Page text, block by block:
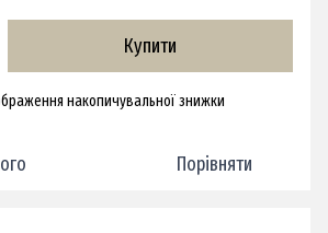
Купити
накопичувальної знижки
Порівняти